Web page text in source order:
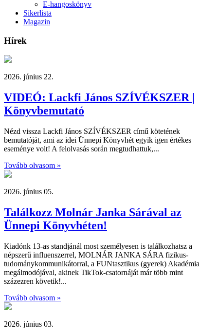
E-hangoskönyv
Sikerlista
Magazin
Hírek
2026. június 22.
VIDEÓ: Lackfi János SZÍVÉKSZER |
Könyvbemutató
Nézd vissza Lackfi János SZÍVÉKSZER című kötetének
bemutatóját, ami az idei Ünnepi Könyvhét egyik igen értékes
eseménye volt! A felolvasás során megtudhattuk,...
Tovább olvasom »
2026. június 05.
Találkozz Molnár Janka Sárával az
Ünnepi Könyvhéten!
Kiadónk 13-as standjánál most személyesen is találkozhatsz a
népszerű influenszerrel, MOLNÁR JANKA SÁRA fizikus-
tudománykommunikátorral, a FUNtasztikus (gyerek) Akadémia
megálmodójával, akinek TikTok-csatornáját már több mint
százezren követik!...
Tovább olvasom »
2026. június 03.